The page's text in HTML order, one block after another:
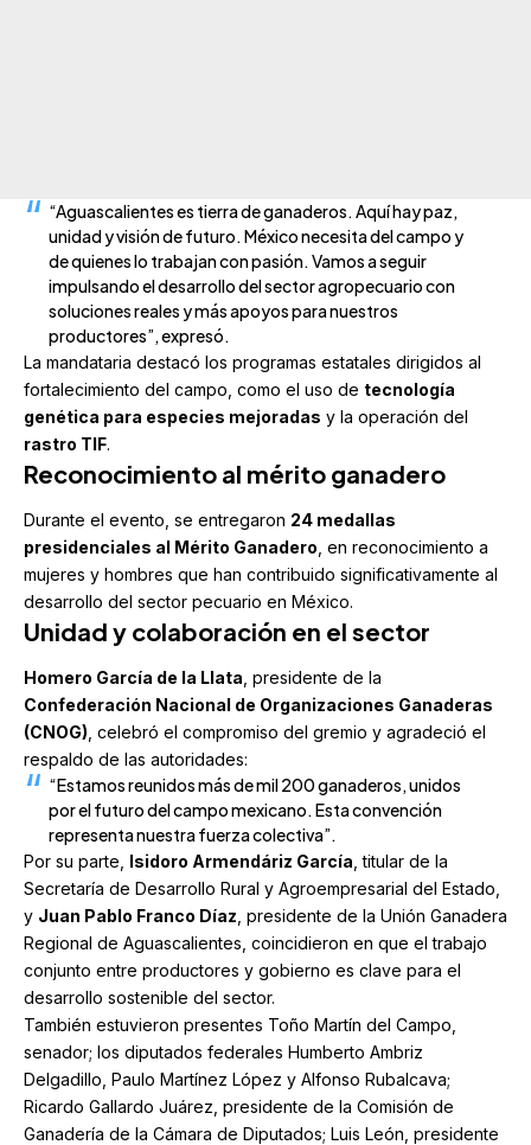
“Aguascalientes es tierra de ganaderos. Aquí hay paz,
unidad y visión de futuro. México necesita del campo y
de quienes lo trabajan con pasión. Vamos a seguir
impulsando el desarrollo del sector agropecuario con
soluciones reales y más apoyos para nuestros
productores”, expresó.
La mandataria destacó los programas estatales dirigidos al
fortalecimiento del campo, como el uso de tecnología
genética para especies mejoradas y la operación del
rastro TIF.
Reconocimiento al mérito ganadero
Durante el evento, se entregaron 24 medallas
presidenciales al Mérito Ganadero , en reconocimiento a
mujeres y hombres que han contribuido significativamente al
desarrollo del sector pecuario en México.
Unidad y colaboración en el sector
Homero García de la Llata , presidente de la
Confederación Nacional de Organizaciones Ganaderas
(CNOG) , celebró el compromiso del gremio y agradeció el
respaldo de las autoridades:
“Estamos reunidos más de mil 200 ganaderos, unidos
por el futuro del campo mexicano. Esta convención
representa nuestra fuerza colectiva”.
Por su parte, Isidoro Armendáriz García , titular de la
Secretaría de Desarrollo Rural y Agroempresarial del Estado,
y Juan Pablo Franco Díaz , presidente de la Unión Ganadera
Regional de Aguascalientes, coincidieron en que el trabajo
conjunto entre productores y gobierno es clave para el
desarrollo sostenible del sector.
También estuvieron presentes Toño Martín del Campo,
senador; los diputados federales Humberto Ambriz
Delgadillo, Paulo Martínez López y Alfonso Rubalcava;
Ricardo Gallardo Juárez, presidente de la Comisión de
Ganadería de la Cámara de Diputados; Luis León, presidente